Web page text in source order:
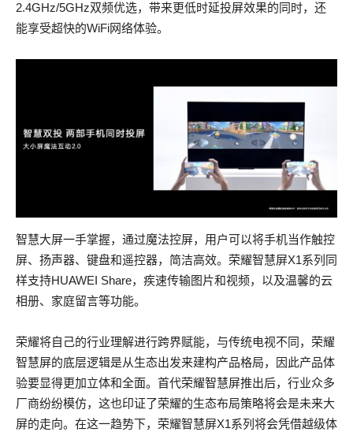
2.4GHz/5GHz双频优选，带来更低时延投屏效果的同时，还
能享受超快的WiFi网络体验。
智慧大屏一手掌握，通过魔法控屏，用户可以将手机当作触控
屏、扬声器、键盘和遥控器，简洁高效。荣耀智慧屏X1系列同
样支持HUAWEI Share，疾速传输图片和视频，以及温馨的云
相册、家庭留言等功能。
荣耀将自己的行业理解进行跨界赋能，与传统电视不同，荣耀
智慧屏的底层逻辑是从生态出发来建构产品格局，因此产品体
验要显得更加立体和全面。首代荣耀智慧屏推出后，行业众多
厂商纷纷模仿，这也印证了荣耀的生态布局策略将会是未来大
屏的走向。在这一趋势下，荣耀智慧屏X1系列将会凭借越级体